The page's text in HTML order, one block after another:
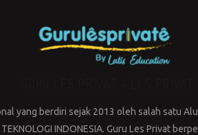
yang berdiri sejak 2013 oleh salah satu
INDONESIA. Guru Les Privat